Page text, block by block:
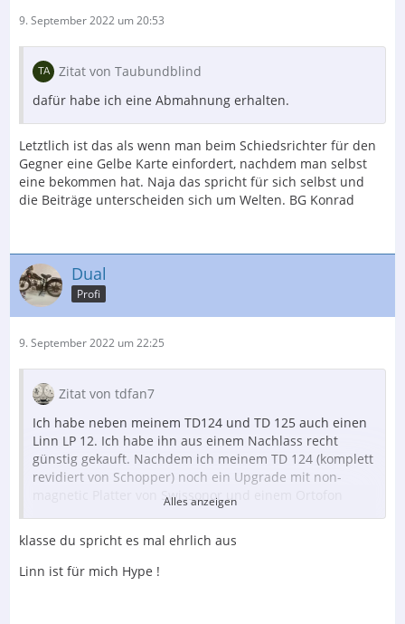
9. September 2022 um 20:53
Zitat von Taubundblind
dafür habe ich eine Abmahnung erhalten.
Letztlich ist das als wenn man beim Schiedsrichter für den
Gegner eine Gelbe Karte einfordert, nachdem man selbst
eine bekommen hat. Naja das spricht für sich selbst und
die Beiträge unterscheiden sich um Welten. BG Konrad
Dual
Profi
9. September 2022 um 22:25
Zitat von tdfan7
Ich habe neben meinem TD124 und TD 125 auch einen
Linn LP 12. Ich habe ihn aus einem Nachlass recht
günstig gekauft. Nachdem ich meinem TD 124 (komplett
revidiert von Schopper) noch ein Upgrade mit non-
magnetic Platter von Swissonor und einem Ortofon
Quintet blue gegönnt habe wollte ich meinem Linn LP
bekommen:
-Lingo 3
Alles anzeigen
klasse du spricht es mal ehrlich aus
Linn ist für mich Hype !